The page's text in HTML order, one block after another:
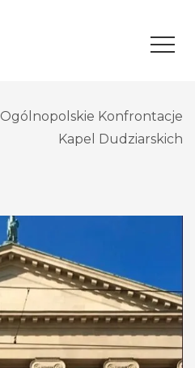
Ogólnopolskie Konfrontacje
Kapel Dudziarskich